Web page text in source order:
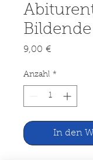
9,00 €Preis
Anzahl *
In den